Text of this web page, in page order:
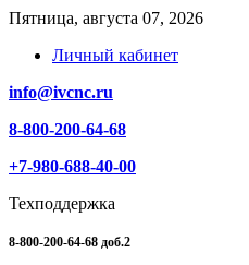
Пятница, августа 07, 2026
Личный кабинет
info@ivcnc.ru
8-800-200-64-68
+7-980-688-40-00
Техподдержка
8-800-200-64-68 доб.2